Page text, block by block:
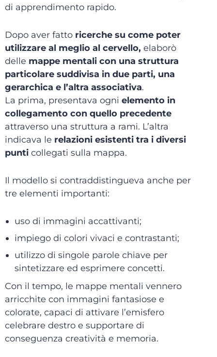
di apprendimento rapido.
Dopo aver fatto ricerche su come poter
utilizzare al meglio al cervello, elaborò
delle mappe mentali con una struttura
particolare suddivisa in due parti, una
gerarchica e l’altra associativa.
La prima, presentava ogni elemento in
collegamento con quello precedente
attraverso una struttura a rami. L’altra
indicava le relazioni esistenti tra i diversi
punti collegati sulla mappa.
Il modello si contraddistingueva anche per
tre elementi importanti:
uso di immagini accattivanti;
impiego di colori vivaci e contrastanti;
utilizzo di singole parole chiave per
sintetizzare ed esprimere concetti.
Con il tempo, le mappe mentali vennero
arricchite con immagini fantasiose e
colorate, capaci di attivare l’emisfero
celebrare destro e supportare di
conseguenza creatività e memoria.